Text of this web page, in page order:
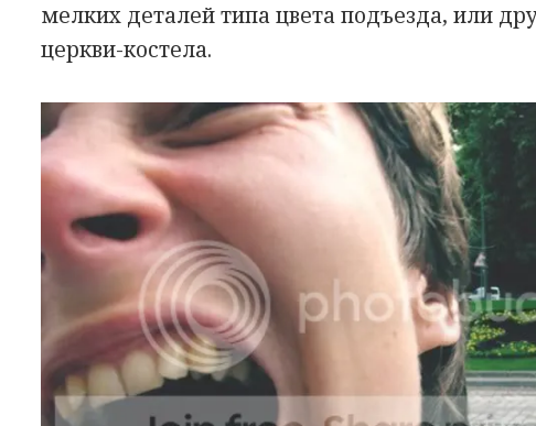
мелких деталей типа цвета подъезда, или
церкви-костела.